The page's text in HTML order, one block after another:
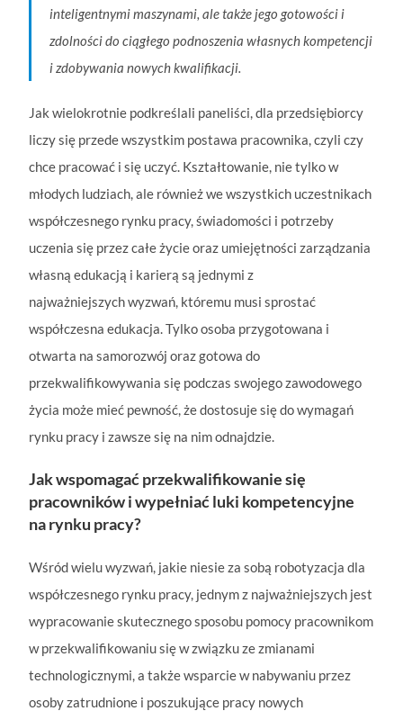
inteligentnymi maszynami, ale także jego gotowości i
zdolności do ciągłego podnoszenia własnych kompetencji
i zdobywania nowych kwalifikacji.
Jak wielokrotnie podkreślali paneliści, dla przedsiębiorcy
liczy się przede wszystkim postawa pracownika, czyli czy
chce pracować i się uczyć. Kształtowanie, nie tylko w
młodych ludziach, ale również we wszystkich uczestnikach
współczesnego rynku pracy, świadomości i potrzeby
uczenia się przez całe życie oraz umiejętności zarządzania
własną edukacją i karierą są jednymi z
najważniejszych wyzwań, któremu musi sprostać
współczesna edukacja. Tylko osoba przygotowana i
otwarta na samorozwój oraz gotowa do
przekwalifikowywania się podczas swojego zawodowego
życia może mieć pewność, że dostosuje się do wymagań
rynku pracy i zawsze się na nim odnajdzie.
Jak wspomagać przekwalifikowanie się
pracowników i wypełniać luki kompetencyjne
na rynku pracy?
Wśród wielu wyzwań, jakie niesie za sobą robotyzacja dla
współczesnego rynku pracy, jednym z najważniejszych jest
wypracowanie skutecznego sposobu pomocy pracownikom
w przekwalifikowaniu się w związku ze zmianami
technologicznymi, a także wsparcie w nabywaniu przez
osoby zatrudnione i poszukujące pracy nowych